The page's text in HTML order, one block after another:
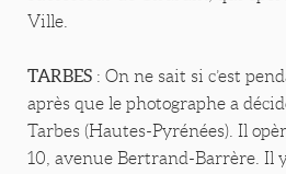
Ville.
TARBES : On ne sait si c’est
après que le photographe a
Tarbes (Hautes-Pyrénées). Il
10, avenue Bertrand-Barrère. Il